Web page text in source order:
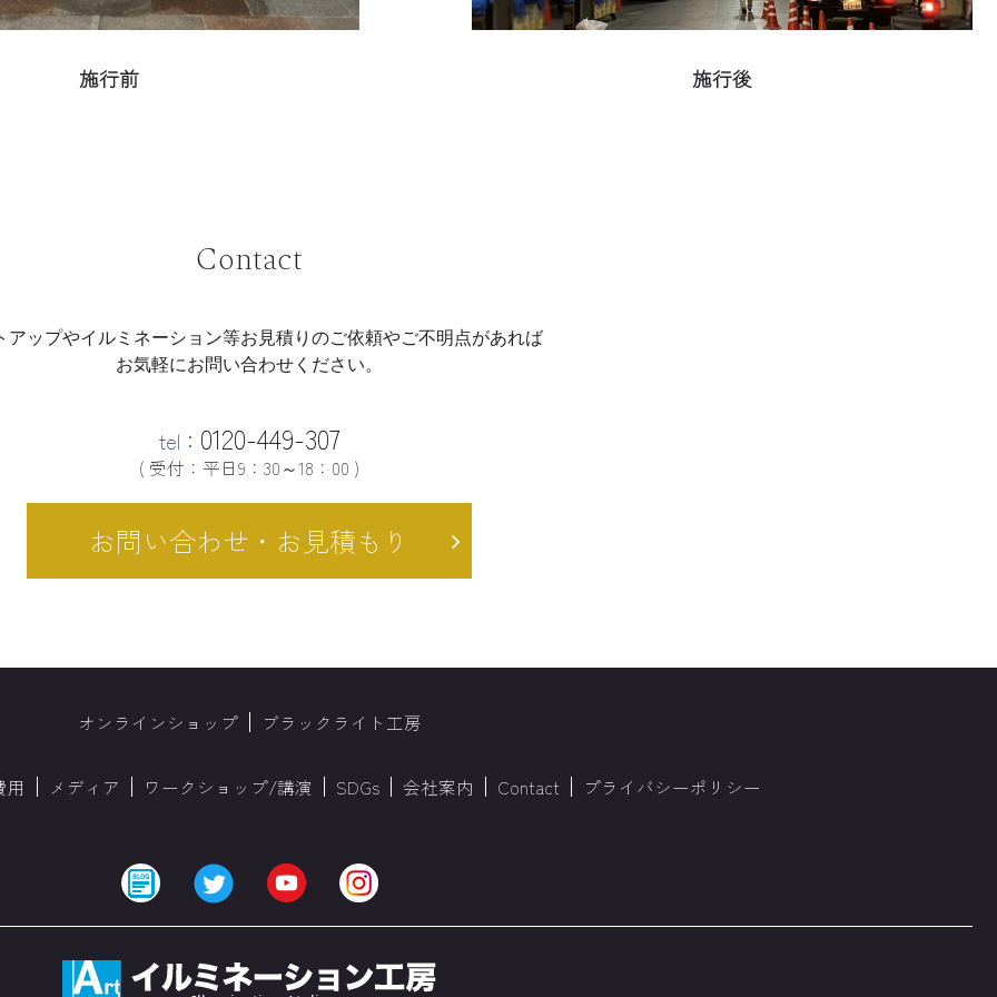
施行前 施行後
Contact
アップやイルミネーション等お見積りのご依頼やご不明点があれば
お気軽にお問い合わせください。
tel： 0120-449-307
( 受付：平日9：30～18：00 )
お問い合わせ・お見積もり
オンラインショップ ブラックライト工房
用 メディア ワークショップ/講演 SDGs 会社案内 Contact プライバシーポリシー